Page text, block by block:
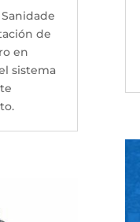
de
en
sistema